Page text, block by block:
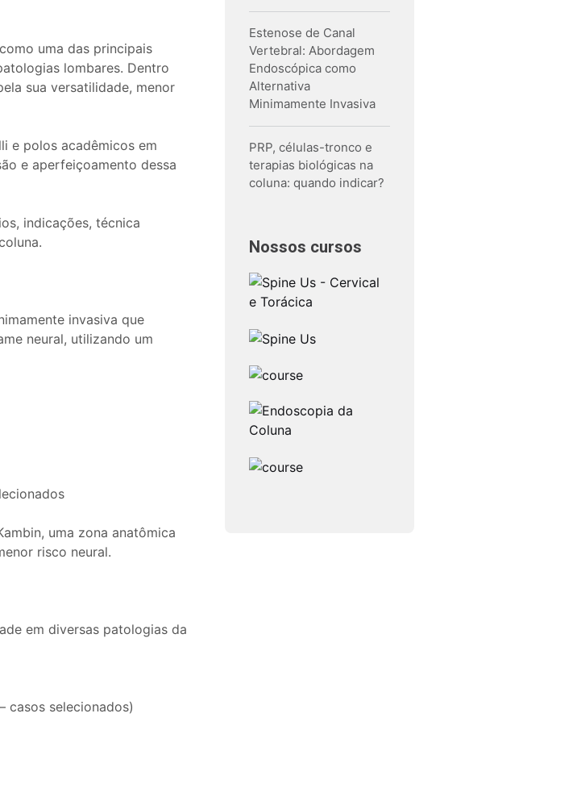
uma das principais
lombares. Dentro
sua versatilidade, menor
e polos acadêmicos em
e aperfeiçoamento dessa
indicações, técnica
invasiva que
neural, utilizando um
uma zona anatômica
risco neural.
em diversas patologias da
selecionados)
Estenose de Canal
Vertebral: Abordagem
Endoscópica como
Alternativa
Minimamente Invasiva
PRP, células-tronco e
terapias biológicas na
coluna: quando indicar?
Nossos cursos